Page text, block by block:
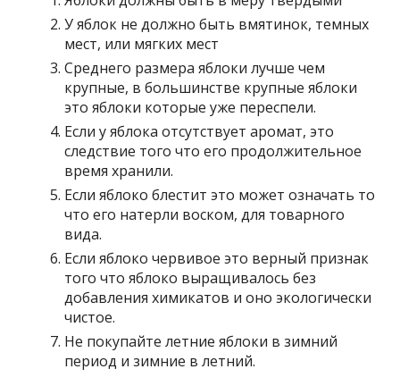
У яблок не должно быть вмятинок, темных
мест, или мягких мест
Среднего размера яблоки лучше чем
крупные, в большинстве крупные яблоки
это яблоки которые уже переспели.
Если у яблока отсутствует аромат, это
следствие того что его продолжительное
время хранили.
Если яблоко блестит это может означать то
что его натерли воском, для товарного
вида.
Если яблоко червивое это верный признак
того что яблоко выращивалось без
добавления химикатов и оно экологически
чистое.
Не покупайте летние яблоки в зимний
период и зимние в летний.